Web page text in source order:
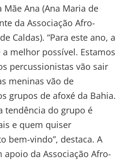
Ana (Ana Maria de
da Associação Afro-
Caldas). “Para este ano, a
melhor possível. Estamos
percussionistas vão sair
meninas vão de
grupos de afoxé da Bahia.
tendência do grupo é
e quem quiser
bem-vindo”, destaca. A
da Associação Afro-